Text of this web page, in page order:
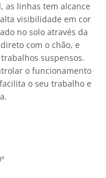
as linhas tem alcance
visibilidade em cor
no solo através da
com o chão, e
suspensos.
o funcionamento
o seu trabalho e